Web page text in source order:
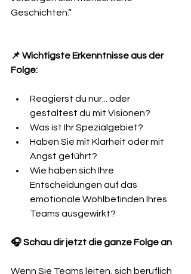
Geschichten.“
📌 Wichtigste Erkenntnisse aus der
Folge:
Reagierst du nur... oder
gestaltest du mit Visionen?
Was ist Ihr Spezialgebiet?
Haben Sie mit Klarheit oder mit
Angst geführt?
Wie haben sich Ihre
Entscheidungen auf das
emotionale Wohlbefinden Ihres
Teams ausgewirkt?
🎧 Schau dir jetzt die ganze Folge an
Wenn Sie Teams leiten, sich beruflich